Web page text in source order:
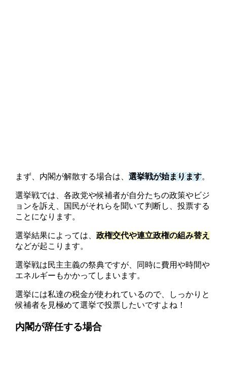
まず、内閣が解散する場合は、選挙戦が始まります。
選挙戦では、各政党や候補者が自分たちの政策やビジ
ョンを訴え、国民がそれらを聞いて判断し、投票する
ことになります。
選挙結果によっては、政権交代や連立政権の組み替え
などが起こります。
選挙戦は民主主義の祭典ですが、同時に費用や時間や
エネルギーもかかってしまいます。
選挙には私達の税金が使われているので、しっかりと
候補者を見極めて選挙で投票したいですよね！
内閣が辞任する場合